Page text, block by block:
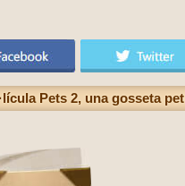
Pets 2, una gosseta